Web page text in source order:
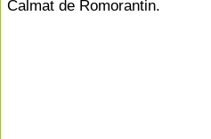
Calmat de Romorantin.